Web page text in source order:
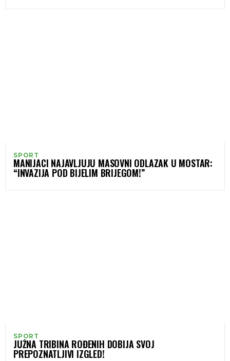
SPORT
MANIJACI NAJAVLJUJU MASOVNI ODLAZAK U MOSTAR:
“INVAZIJA POD BIJELIM BRIJEGOM!”
SPORT
JUŽNA TRIBINA ROĐENIH DOBIJA SVOJ
PREPOZNATLJIVI IZGLED!